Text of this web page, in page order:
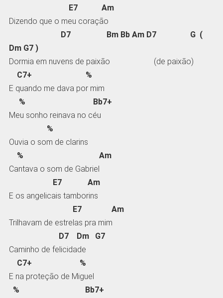
E7 Am
Dizendo que o meu coração
D7 Bm Bb Am D7 G (
Dm G7 )
Dormia em nuvens de paixão (de paixão)
C7+ %
E quando me dava por mim
% Bb7+
Meu sonho reinava no céu
%
Ouvia o som de clarins
% Am
Cantava o som de Gabriel
E7 Am
E os angelicais tamborins
E7 Am
Trilhavam de estrelas pra mim
D7 Dm G7
Caminho de felicidade
C7+ %
E na proteção de Miguel
% Bb7+